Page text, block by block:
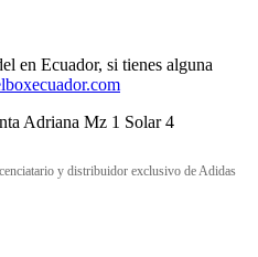
en Ecuador, si tienes alguna
Adriana Mz 1 Solar 4
y distribuidor exclusivo de Adidas